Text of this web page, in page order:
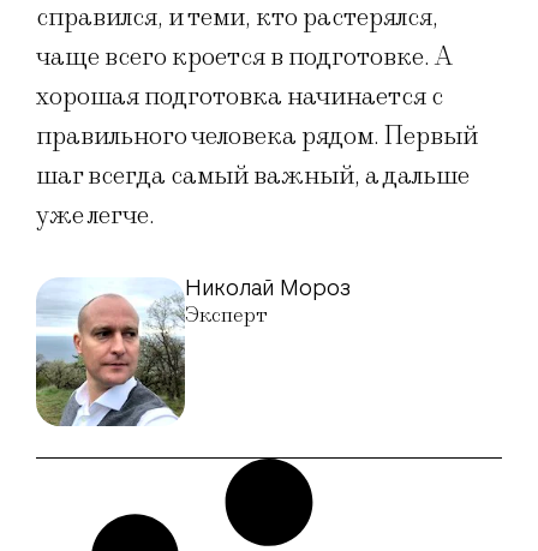
справился, и теми, кто растерялся,
чаще всего кроется в подготовке. А
хорошая подготовка начинается с
правильного человека рядом. Первый
шаг всегда самый важный, а дальше
уже легче.
Николай Мороз
Эксперт